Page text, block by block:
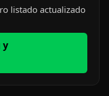
listado actualizado
y